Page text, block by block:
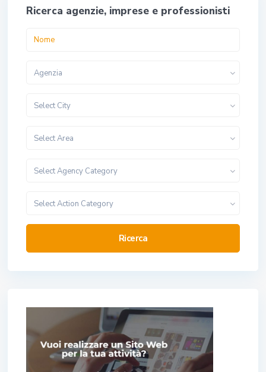
Ricerca agenzie, imprese e professionisti
Agenzia
Select City
Select Area
Select Agency Category
Select Action Category
Ricerca